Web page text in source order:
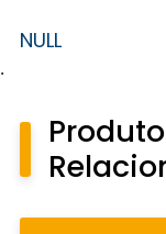
NULL
.